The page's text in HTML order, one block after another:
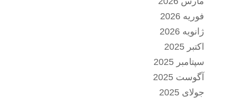
فوریه 2026
ژانویه 2026
اکتبر 2025
سپتامبر 2025
آگوست 2025
جولای 2025